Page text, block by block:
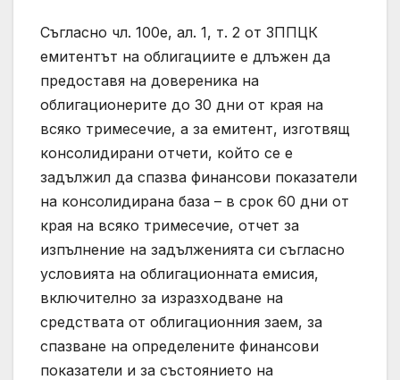
Съгласно чл. 100е, ал. 1, т. 2 от ЗППЦК
емитентът на облигациите е длъжен да
предоставя на довереника на
облигационерите до 30 дни от края на
всяко тримесечие, а за емитент, изготвящ
консолидирани отчети, който се е
задължил да спазва финансови показатели
на консолидирана база – в срок 60 дни от
края на всяко тримесечие, отчет за
изпълнение на задълженията си съгласно
условията на облигационната емисия,
включително за изразходване на
средствата от облигационния заем, за
спазване на определените финансови
показатели и за състоянието на